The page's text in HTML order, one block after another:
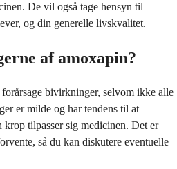
De vil også tage hensyn til
og din generelle livskvalitet.
af amoxapin?
bivirkninger, selvom ikke alle
er milde og har tendens til at
krop tilpasser sig medicinen. Det er
så du kan diskutere eventuelle